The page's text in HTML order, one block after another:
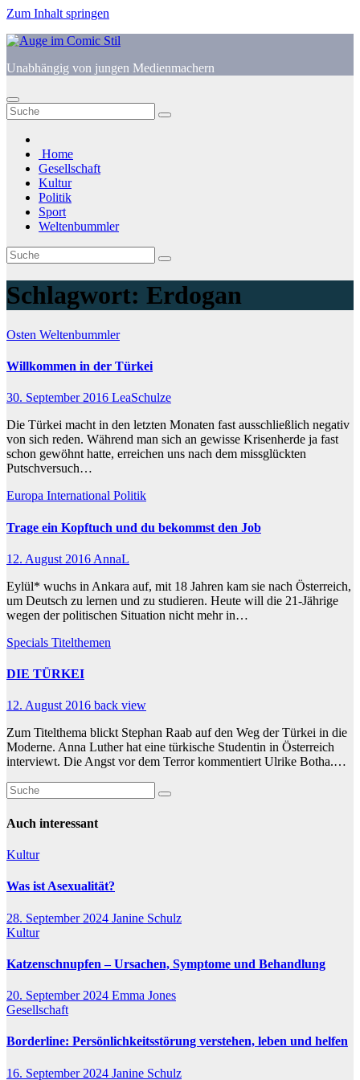
Zum Inhalt springen
Unabhängig von jungen Medienmachern
Home
Gesellschaft
Kultur
Politik
Sport
Weltenbummler
Schlagwort: Erdogan
Osten Weltenbummler
Willkommen in der Türkei
30. September 2016 LeaSchulze
Die Türkei macht in den letzten Monaten fast ausschließlich negativ
von sich reden. Während man sich an gewisse Krisenherde ja fast
schon gewöhnt hatte, erreichen uns nach dem missglückten
Putschversuch…
Europa International Politik
Trage ein Kopftuch und du bekommst den Job
12. August 2016 AnnaL
Eylül* wuchs in Ankara auf, mit 18 Jahren kam sie nach Österreich,
um Deutsch zu lernen und zu studieren. Heute will die 21-Jährige
wegen der politischen Situation nicht mehr in…
Specials Titelthemen
DIE TÜRKEI
12. August 2016 back view
Zum Titelthema blickt Stephan Raab auf den Weg der Türkei in die
Moderne. Anna Luther hat eine türkische Studentin in Österreich
interviewt. Die Angst vor dem Terror kommentiert Ulrike Botha.…
Auch interessant
Kultur
Was ist Asexualität?
28. September 2024 Janine Schulz
Kultur
Katzenschnupfen – Ursachen, Symptome und Behandlung
20. September 2024 Emma Jones
Gesellschaft
Borderline: Persönlichkeitsstörung verstehen, leben und helfen
16. September 2024 Janine Schulz